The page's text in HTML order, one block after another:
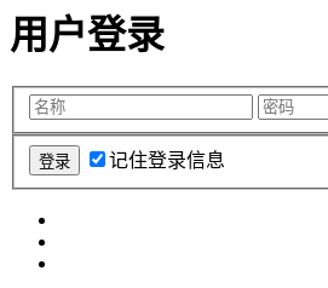
用户登录
记住登录信息